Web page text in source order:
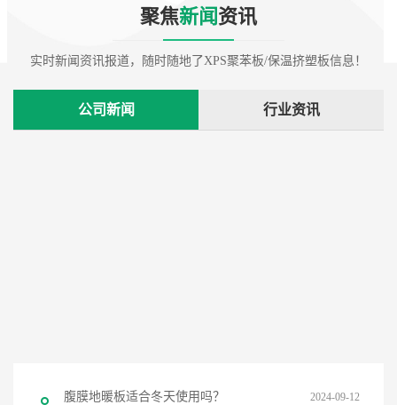
聚焦新闻资讯
实时新闻资讯报道，随时随地了XPS聚苯板/保温挤塑板信息！
公司新闻 行业资讯
腹膜地暖板适合冬天使用吗？ 2024-09-12